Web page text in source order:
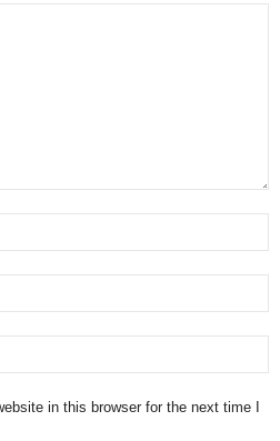
in this browser for the next time I